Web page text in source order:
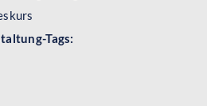
Tags: